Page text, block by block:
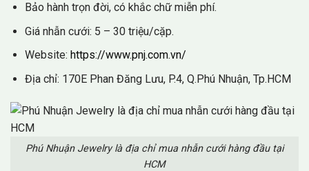
Bảo hành trọn đời, có khắc chữ miễn phí.
Giá nhẫn cưới: 5 – 30 triệu/cặp.
Website: https://www.pnj.com.vn/
Địa chỉ: 170E Phan Đăng Lưu, P.4, Q.Phú Nhuận, Tp.HCM
Phú Nhuận Jewelry là địa chỉ mua nhẫn cưới hàng đầu tại
HCM